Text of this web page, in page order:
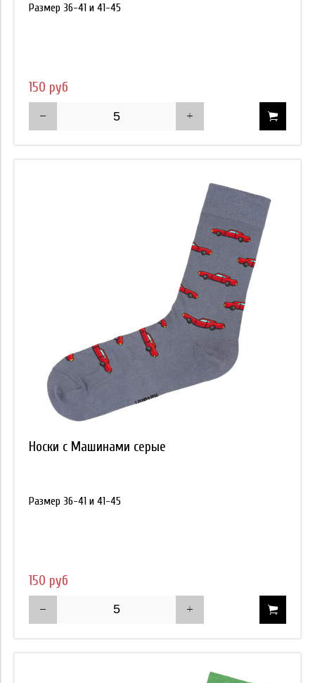
Размер 36-41 и 41-45
150 руб
Носки с Машинами серые
Размер 36-41 и 41-45
150 руб